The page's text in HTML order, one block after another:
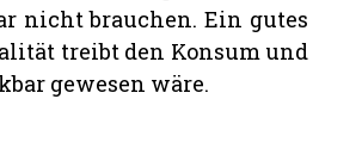
nicht brauchen. Ein gutes
treibt den Konsum und
gewesen wäre.